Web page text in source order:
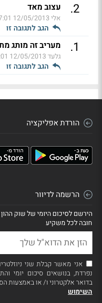
2
. עצוב מאד
אלי12/05/2013 17:01
הגב לתגובה זו
1
. מעריב זה מותג
גלעד12/05/2013 16:01
הגב לתגובה זו
הורדת אפליקציה
הרשמה לדיוור
הירשם לסיכום היומי של שוק
חובה לכל משקיע
אני מאשר קבלת שני
נפרדת, בנושאים סיכום יומי
בדואר אלקטרוני ו/ או באמצעות
השימוש